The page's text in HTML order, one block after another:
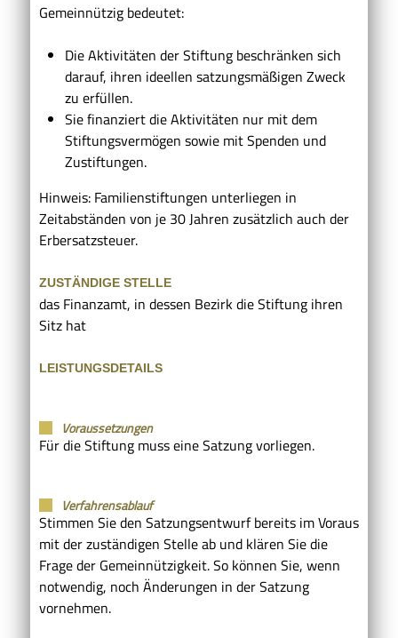
Gemeinnützig bedeutet:
Die Aktivitäten der Stiftung beschränken sich
darauf, ihren ideellen satzungsmäßigen Zweck
zu erfüllen.
Sie finanziert die Aktivitäten nur mit dem
Stiftungsvermögen sowie mit Spenden und
Zustiftungen.
Hinweis: Familienstiftungen unterliegen in
Zeitabständen von je 30 Jahren zusätzlich auch der
Erbersatzsteuer.
ZUSTÄNDIGE STELLE
das Finanzamt, in dessen Bezirk die Stiftung ihren
Sitz hat
LEISTUNGSDETAILS
Voraussetzungen
Für die Stiftung muss eine Satzung vorliegen.
Verfahrensablauf
Stimmen Sie den Satzungsentwurf bereits im Voraus
mit der zuständigen Stelle ab und klären Sie die
Frage der Gemeinnützigkeit.So können Sie, wenn
notwendig, noch Änderungen in der Satzung
vornehmen.